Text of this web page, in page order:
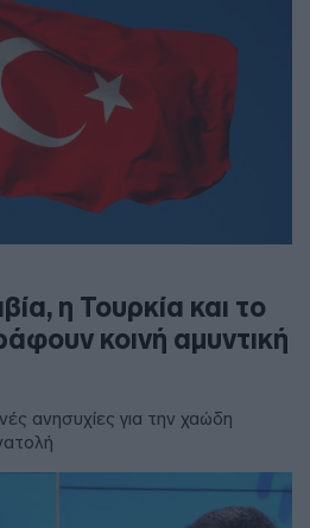
η Τουρκία και το
κοινή αμυντική
ανησυχίες για την χαώδη